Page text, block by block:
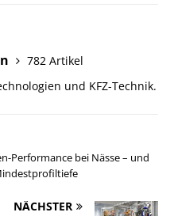
782 Artikel
und KFZ-Technik.
Performance bei Nässe – und
NÄCHSTER